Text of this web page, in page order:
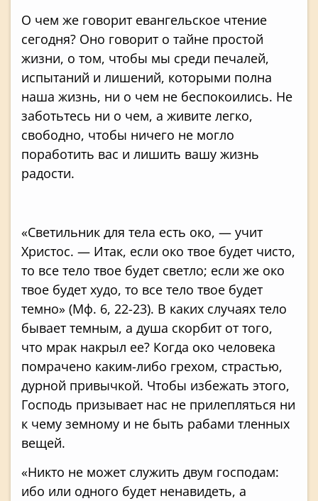
О чем же говорит евангельское чтение
сегодня? Оно говорит о тайне простой
жизни, о том, чтобы мы среди печалей,
испытаний и лишений, которыми полна
наша жизнь, ни о чем не беспокоились. Не
заботьтесь ни о чем, а живите легко,
свободно, чтобы ничего не могло
поработить вас и лишить вашу жизнь
радости.
«Светильник для тела есть око, — учит
Христос. — Итак, если око твое будет чисто,
то все тело твое будет светло; если же око
твое будет худо, то все тело твое будет
темно» (Мф. 6, 22-23). В каких случаях тело
бывает темным, а душа скорбит от того,
что мрак накрыл ее? Когда око человека
помрачено каким-либо грехом, страстью,
дурной привычкой. Чтобы избежать этого,
Господь призывает нас не прилепляться ни
к чему земному и не быть рабами тленных
вещей.
«Никто не может служить двум господам:
ибо или одного будет ненавидеть, а